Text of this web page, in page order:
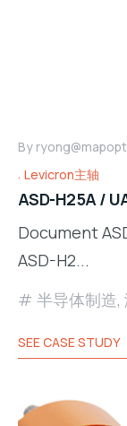
By
Levicron主轴
ASD-H25A /
Document
ASD-H2...
半导体制造,
SEE CASE STUDY